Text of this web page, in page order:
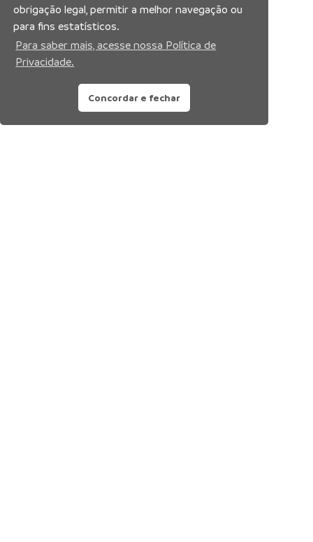
obrigação legal, permitir a melhor navegação ou
para fins estatísticos.
Para saber mais, acesse nossa Política de
Privacidade.
Concordar e fechar